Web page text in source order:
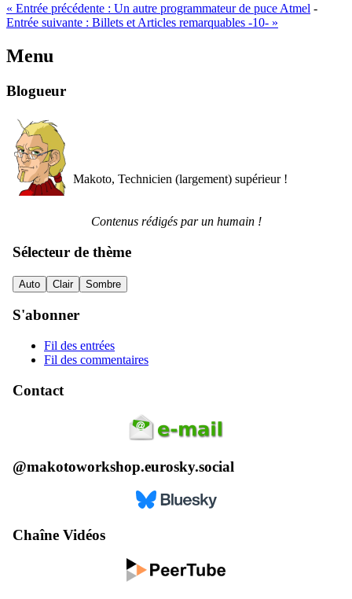
« Entrée précédente : Un autre programmateur de puce Atmel -
Entrée suivante : Billets et Articles remarquables -10- »
Menu
Blogueur
Makoto, Technicien (largement) supérieur !
Contenus rédigés par un humain !
Sélecteur de thème
Auto Clair Sombre
S'abonner
Fil des entrées
Fil des commentaires
Contact
@makotoworkshop.eurosky.social
Chaîne Vidéos